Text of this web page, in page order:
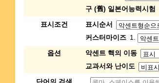
구 (舊) 일본어능력시험
표시조건
표시순서
커스터마이즈 1.
옵션
악센트 핵의 이동
교과서와 난이도